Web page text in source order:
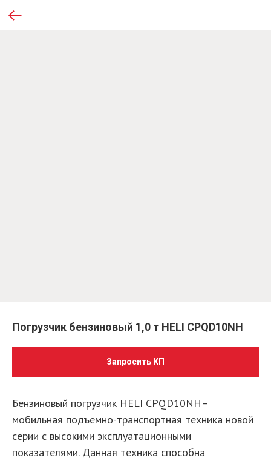
Погрузчик бензиновый 1,0 т HELI CPQD10NH
Запросить КП
Бензиновый погрузчик HELI CPQD10NH–
мобильная подъемно-транспортная техника новой
серии с высокими эксплуатационными
показателями. Данная техника способна